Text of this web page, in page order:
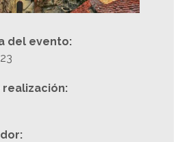
del evento:
realización: